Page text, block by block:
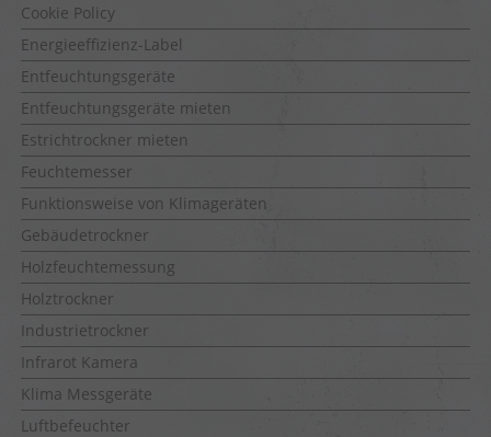
Cookie Policy
Energieeffizienz-Label
Entfeuchtungsgeräte
Entfeuchtungsgeräte mieten
Estrichtrockner mieten
Feuchtemesser
Funktionsweise von Klimageräten
Gebäudetrockner
Holzfeuchtemessung
Holztrockner
Industrietrockner
Infrarot Kamera
Klima Messgeräte
Luftbefeuchter